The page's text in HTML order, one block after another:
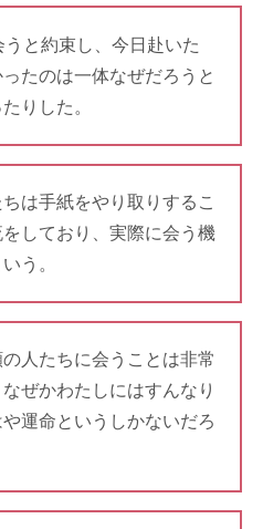
と約束し、今日赴いた
たのは一体なぜだろうと
りした。
は手紙をやり取りするこ
しており、実際に会う機
う。
人たちに会うことは非常
ぜかわたしにはすんなり
運命というしかないだろ